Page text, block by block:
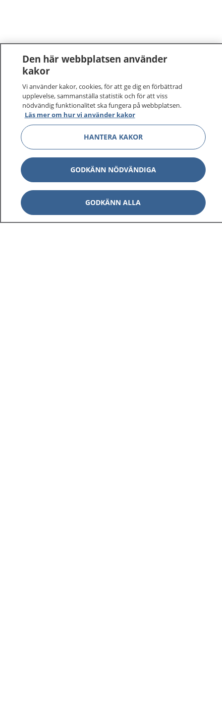
Den här webbplatsen använder
kakor
Vi använder kakor, cookies, för att ge dig en förbättrad
upplevelse, sammanställa statistik och för att viss
nödvändig funktionalitet ska fungera på webbplatsen.
Läs mer om hur vi använder kakor
HANTERA KAKOR
GODKÄNN NÖDVÄNDIGA
GODKÄNN ALLA